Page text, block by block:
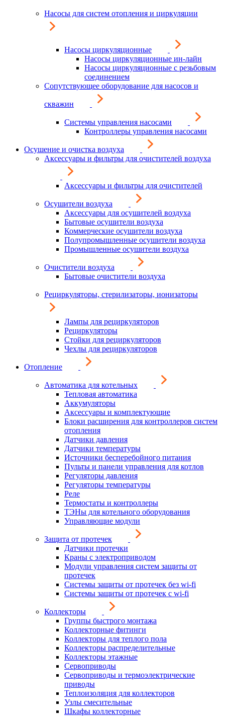
Насосы для систем отопления и циркуляции
Насосы циркуляционные
Насосы циркуляционные ин-лайн
Насосы циркуляционные с резьбовым
соединением
Сопутствующее оборудование для насосов и
скважин
Системы управления насосами
Контроллеры управления насосами
Осушение и очистка воздуха
Аксессуары и фильтры для очистителей воздуха
Аксессуары и фильтры для очистителей
Осушители воздуха
Аксессуары для осушителей воздуха
Бытовые осушители воздуха
Коммерческие осушители воздуха
Полупромышленные осушители воздуха
Промышленные осушители воздуха
Очистители воздуха
Бытовые очистители воздуха
Рециркуляторы, стерилизаторы, ионизаторы
Лампы для рециркуляторов
Рециркуляторы
Стойки для рециркуляторов
Чехлы для рециркуляторов
Отопление
Автоматика для котельных
Тепловая автоматика
Аккумуляторы
Аксессуары и комплектующие
Блоки расширения для контроллеров систем
отопления
Датчики давления
Датчики температуры
Источники бесперебойного питания
Пульты и панели управления для котлов
Регуляторы давления
Регуляторы температуры
Реле
Термостаты и контроллеры
ТЭНы для котельного оборудования
Управляющие модули
Защита от протечек
Датчики протечки
Краны с электроприводом
Модули управления систем защиты от
протечек
Системы защиты от протечек без wi-fi
Системы защиты от протечек с wi-fi
Коллекторы
Группы быстрого монтажа
Коллекторные фитинги
Коллекторы для теплого пола
Коллекторы распределительные
Коллекторы этажные
Сервоприводы
Сервоприводы и термоэлектрические
приводы
Теплоизоляция для коллекторов
Узлы смесительные
Шкафы коллекторные